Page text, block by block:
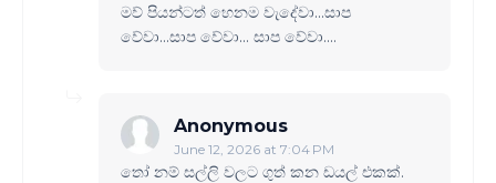
මව් පියන්ටත් හෙනම වැදේවා...සාප
වේවා...සාප‌ වේවා... සාප වේවා....
Anonymous
June 12, 2026 at 7:04 PM
තෝ නම් සල්ලි වලට ගුත් කන ඩයල් එකක්.